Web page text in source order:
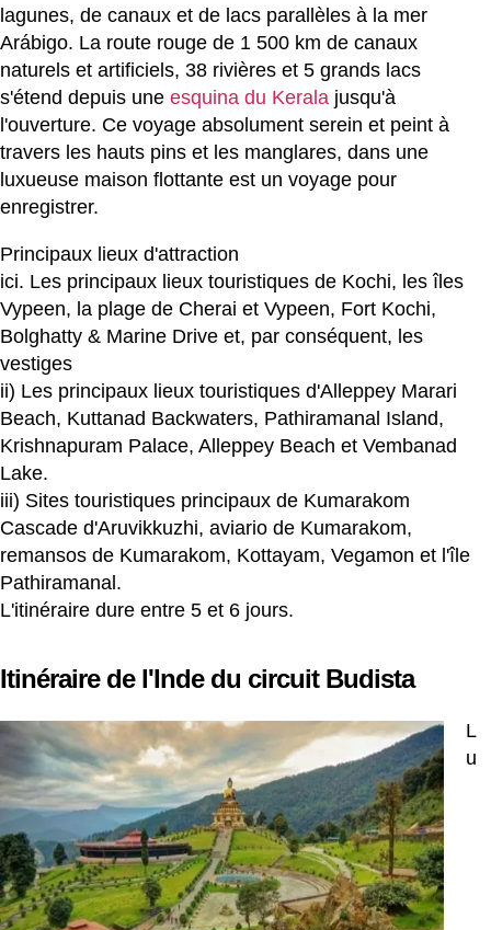
lagunes, de canaux et de lacs parallèles à la mer
Arábigo. La route rouge de 1 500 km de canaux
naturels et artificiels, 38 rivières et 5 grands lacs
s'étend depuis une esquina du Kerala jusqu'à
l'ouverture. Ce voyage absolument serein et peint à
travers les hauts pins et les manglares, dans une
luxueuse maison flottante est un voyage pour
enregistrer.
Principaux lieux d'attraction
ici. Les principaux lieux touristiques de Kochi, les îles
Vypeen, la plage de Cherai et Vypeen, Fort Kochi,
Bolghatty & Marine Drive et, par conséquent, les
vestiges
ii) Les principaux lieux touristiques d'Alleppey Marari
Beach, Kuttanad Backwaters, Pathiramanal Island,
Krishnapuram Palace, Alleppey Beach et Vembanad
Lake.
iii) Sites touristiques principaux de Kumarakom
Cascade d'Aruvikkuzhi, aviario de Kumarakom,
remansos de Kumarakom, Kottayam, Vegamon et l'île
Pathiramanal.
L'itinéraire dure entre 5 et 6 jours.
Itinéraire de l'Inde du circuit Budista
L
u